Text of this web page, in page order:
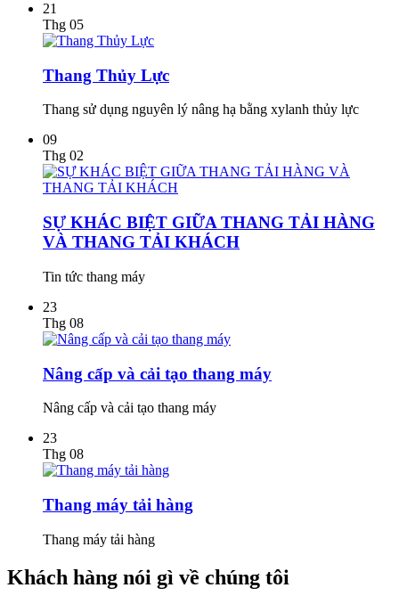
21
Thg 05
Thang Thủy Lực
Thang sử dụng nguyên lý nâng hạ bằng xylanh thủy lực
09
Thg 02
SỰ KHÁC BIỆT GIỮA THANG TẢI HÀNG
VÀ THANG TẢI KHÁCH
Tin tức thang máy
23
Thg 08
Nâng cấp và cải tạo thang máy
Nâng cấp và cải tạo thang máy
23
Thg 08
Thang máy tải hàng
Thang máy tải hàng
Khách hàng nói gì về chúng tôi